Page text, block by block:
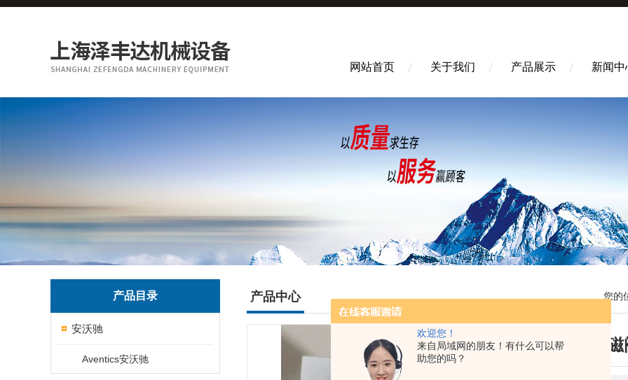
欢迎您！
来自局域网的朋友！有什么可以帮
助您的吗？
网站首页 关于我们 产品展示 新闻中
产品目录
安沃驰
Aventics安沃驰
产品中心 您的
电